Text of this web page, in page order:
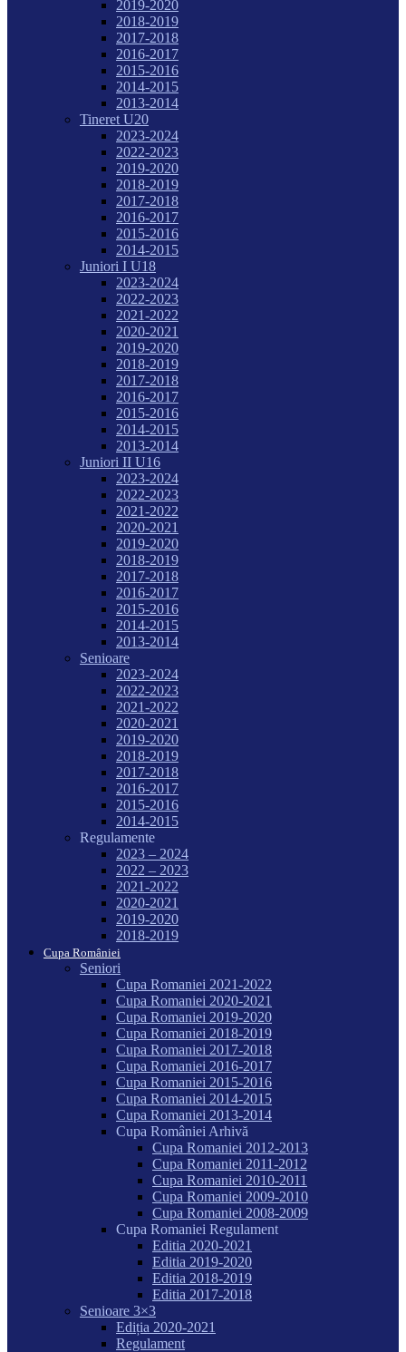
2019-2020
2018-2019
2017-2018
2016-2017
2015-2016
2014-2015
2013-2014
Tineret U20
2023-2024
2022-2023
2019-2020
2018-2019
2017-2018
2016-2017
2015-2016
2014-2015
Juniori I U18
2023-2024
2022-2023
2021-2022
2020-2021
2019-2020
2018-2019
2017-2018
2016-2017
2015-2016
2014-2015
2013-2014
Juniori II U16
2023-2024
2022-2023
2021-2022
2020-2021
2019-2020
2018-2019
2017-2018
2016-2017
2015-2016
2014-2015
2013-2014
Senioare
2023-2024
2022-2023
2021-2022
2020-2021
2019-2020
2018-2019
2017-2018
2016-2017
2015-2016
2014-2015
Regulamente
2023 – 2024
2022 – 2023
2021-2022
2020-2021
2019-2020
2018-2019
Cupa României
Seniori
Cupa Romaniei 2021-2022
Cupa Romaniei 2020-2021
Cupa Romaniei 2019-2020
Cupa Romaniei 2018-2019
Cupa Romaniei 2017-2018
Cupa Romaniei 2016-2017
Cupa Romaniei 2015-2016
Cupa Romaniei 2014-2015
Cupa Romaniei 2013-2014
Cupa României Arhivă
Cupa Romaniei 2012-2013
Cupa Romaniei 2011-2012
Cupa Romaniei 2010-2011
Cupa Romaniei 2009-2010
Cupa Romaniei 2008-2009
Cupa Romaniei Regulament
Editia 2020-2021
Editia 2019-2020
Editia 2018-2019
Editia 2017-2018
Senioare 3×3
Ediția 2020-2021
Regulament